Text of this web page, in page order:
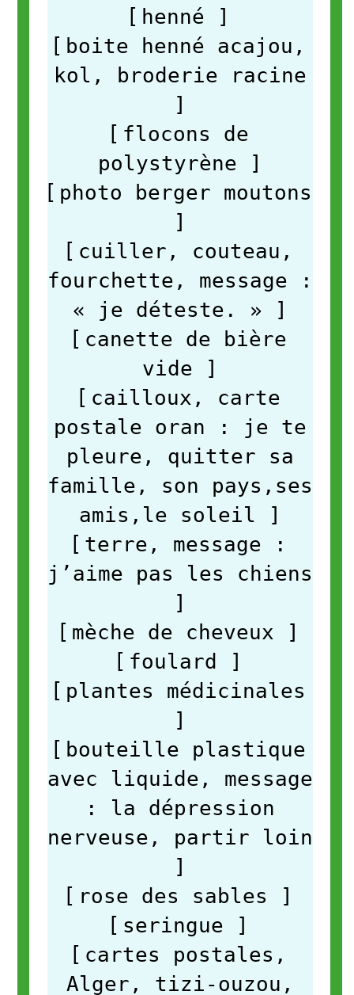
[ henné ]
[ boite henné acajou,
kol, broderie racine
]
[ flocons de
polystyrène
]
[ photo berger moutons
]
[ cuiller, couteau,
fourchette, message :
« je déteste. »
]
[ canette de bière
vide
]
[ cailloux, carte
postale oran : je te
pleure, quitter sa
famille, son pays,ses
amis,le soleil
]
[ terre, message :
j’aime pas les chiens
]
[ mèche de cheveux ]
[ foulard ]
[ plantes médicinales
]
[ bouteille plastique
avec liquide, message
: la dépression
nerveuse, partir loin
]
[ rose des sables ]
[ seringue ]
[ cartes postales,
Alger, tizi-ouzou,